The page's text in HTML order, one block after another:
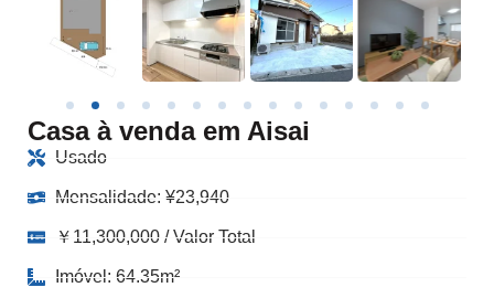
Casa à venda em Aisai
Usado
Mensalidade: ¥23,940
￥11,300,000 / Valor Total
Imóvel: 64.35m²